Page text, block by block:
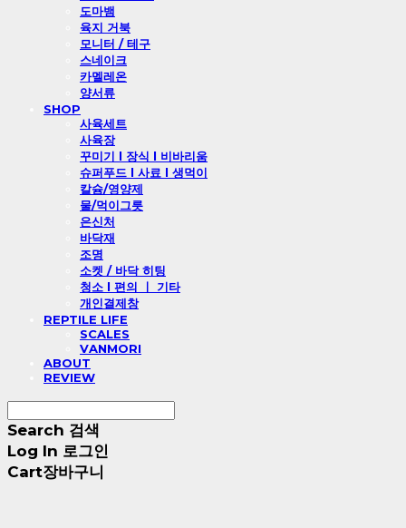
도마뱀
육지 거북
모니터 / 테구
스네이크
카멜레온
양서류
SHOP
사육세트
사육장
꾸미기 l 장식 l 비바리움
슈퍼푸드 l 사료 l 생먹이
칼슘/영양제
물/먹이그릇
은신처
바닥재
조명
소켓 / 바닥 히팅
청소 l 편의 ㅣ 기타
개인결제창
REPTILE LIFE
SCALES
VANMORI
ABOUT
REVIEW
Search 검색
Log In 로그인
Cart장바구니